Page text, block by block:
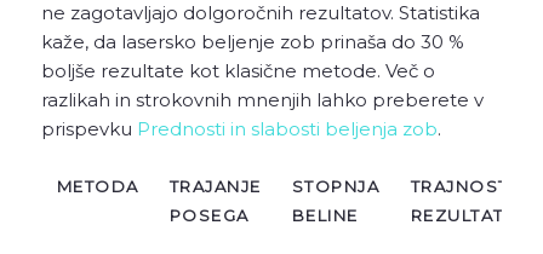
ne zagotavljajo dolgoročnih rezultatov. Statistika
kaže, da lasersko beljenje zob prinaša do 30 %
boljše rezultate kot klasične metode. Več o
razlikah in strokovnih mnenjih lahko preberete v
prispevku Prednosti in slabosti beljenja zob.
METODA
TRAJANJE
POSEGA
STOPNJA
BELINE
TRAJNOST
REZULTATA